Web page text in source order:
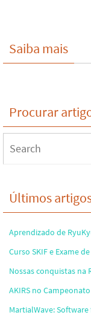
Saiba mais
Procurar
Últimos
Aprendizado de
Curso SKIF e Exame
Nossas conquistas na
AKIRS no
MartialWave: